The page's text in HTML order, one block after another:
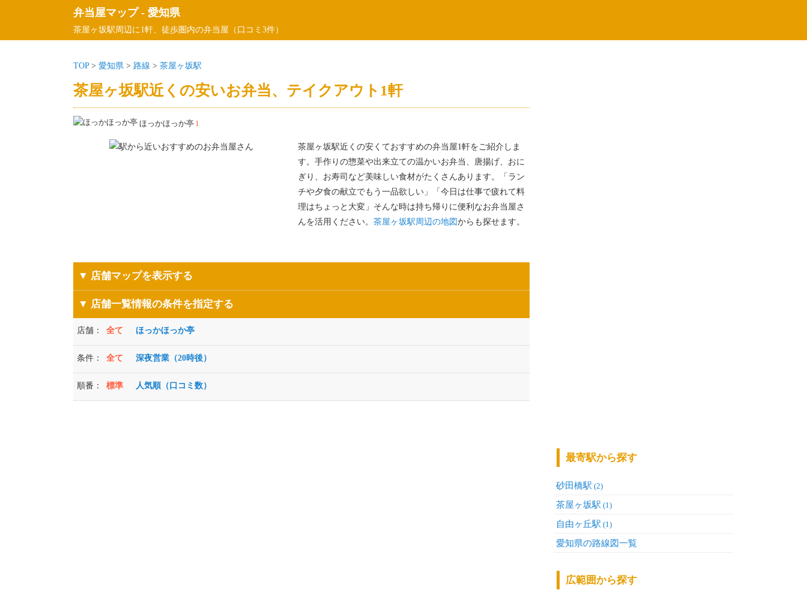
弁当屋マップ- 愛知県
茶屋ヶ坂駅周辺に1軒、徒歩圏内の弁当屋（口コミ3件）
TOP> 愛知県 > 路線 > 茶屋ヶ坂駅
茶屋ヶ坂駅近くの安いお弁当、テイクアウト1軒
ほっかほっか亭 1
茶屋ヶ坂駅近くの安くておすすめの弁当屋1軒をご紹介しま
す。手作りの惣菜や出来立ての温かいお弁当、唐揚げ、おに
ぎり、お寿司など美味しい食材がたくさんあります。「ラン
チや夕食の献立でもう一品欲しい」「今日は仕事で疲れて料
理はちょっと大変」そんな時は持ち帰りに便利なお弁当屋さ
んを活用ください。 茶屋ヶ坂駅周辺の地図 からも探せます。
▼ 店舗マップを表示する
▼ 店舗一覧情報の条件を指定する
店舗： 全て ほっかほっか亭
条件： 全て 深夜営業（20時後）
順番： 標準 人気順（口コミ数）
最寄駅から探す
砂田橋駅 (2)
茶屋ヶ坂駅 (1)
自由ヶ丘駅 (1)
愛知県の路線図一覧
広範囲から探す